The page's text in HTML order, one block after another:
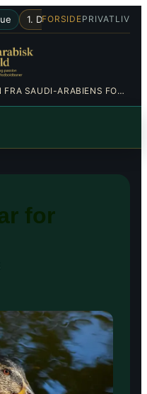
1. Division Al-Hilal•Al-
FORSIDEPRIVATLIV
NYHEDER, ANALYSER OG PASSION FRA SAUDI-ARABIENS FODBOLDBANER
for